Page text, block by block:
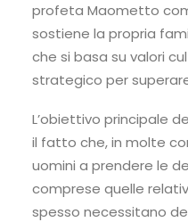
profeta Maometto
sostiene la propria
che si basa su valori
strategico per
L’obiettivo principale
il fatto che, in molte
uomini a prendere le
comprese quelle
spesso necessitano